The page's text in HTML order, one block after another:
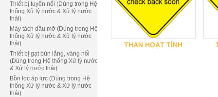
Thiết bị tuyến nổi (Dùng trong Hệ
thống Xử lý nước & Xử lý nước
thải)
Máy tách dầu mỡ (Dùng trong Hệ
thống Xử lý nước & Xử lý nước
thải)
Thiết bị gạt bùn lắng, váng nổi
(Dùng trong Hệ thống Xử lý nước
& Xử lý nước thải)
Bồn lọc áp lực (Dùng trong Hệ
thống Xử lý nước & Xử lý nước
thải)
THAN HOẠT TÍNH